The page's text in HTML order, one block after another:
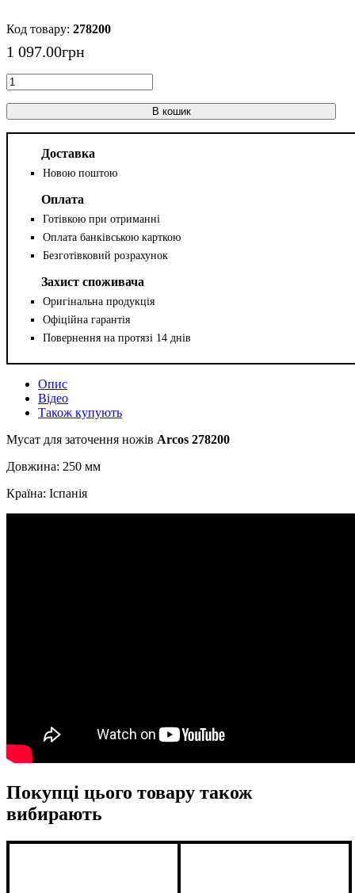
278200
1 097.00грн
В кошик
Доставка
Новою поштою
Оплата
Готівкою при отриманні
Оплата банківською карткою
Безготівковий розрахунок
Захист споживача
Оригінальна продукція
Офіційна гарантія
Повернення на протязі 14 днів
Опис
Відео
Також купують
Мусат для заточення ножів Arcos 278200
Довжина: 250 мм
Країна: Іспанія
Покупці цього товару також
вибирають